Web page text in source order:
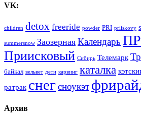
VK:
children detox freeride powder PRI priiskovy
summersnow Заозерная Календарь
Приисковый Сибирь Телемарк
байкал вельвет дети карвинг каталка
ратрак снегсноукэт
Архив